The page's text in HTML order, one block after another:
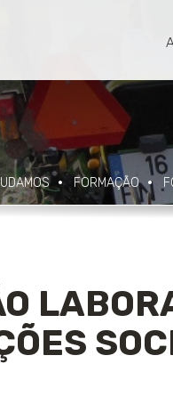
FORMAÇÃO